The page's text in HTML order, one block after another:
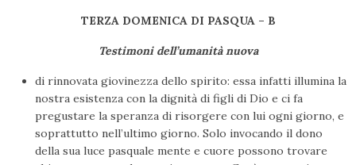
TERZA DOMENICA DI PASQUA – B
Testimoni dell’umanità nuova
di rinnova­ta giovinezza dello spirito: essa infatti illumina la
nostra esistenza con la dignità di figli di Dio e ci fa
pregustare la speranza di risorgere con lui ogni giorno, e
soprattutto nell’ultimo giorno. Solo invocando il dono
della sua luce pasquale mente e cuore possono trovare